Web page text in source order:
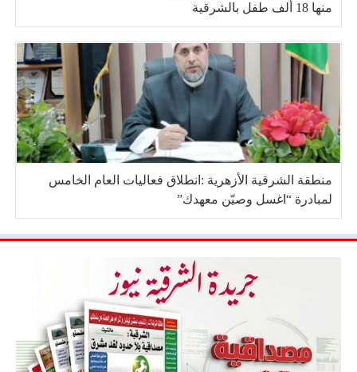
منها 18 ألف طفل بالشرقية
منطقة الشرقية الأزهرية :انطلاق فعاليات العام الخامس
لمبادرة “اغسل وصيّن معهدك”